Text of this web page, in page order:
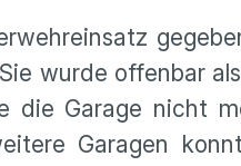
wurde offenbar
die Garage nicht
Garagen